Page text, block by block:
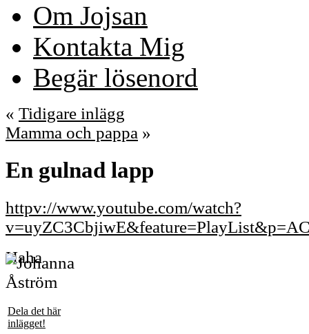
Om Jojsan
Kontakta Mig
Begär lösenord
« Tidigare inlägg
Mamma och pappa »
En gulnad lapp
httpv://www.youtube.com/watch?
Haha
Dela det här
inlägget!